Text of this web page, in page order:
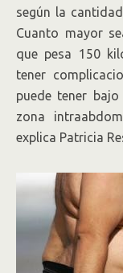
según la
Cuanto mayor
que pesa 150
tener
puede tener
zona
explica Patricia